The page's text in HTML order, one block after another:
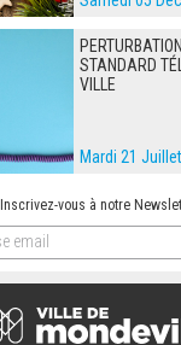
STANDARD
VILLE
Mardi 21
Inscrivez-vous à notre